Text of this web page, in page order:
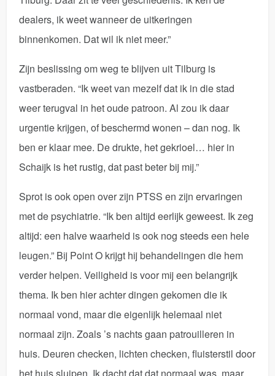
dealers, ik weet wanneer de uitkeringen
binnenkomen. Dat wil ik niet meer.”
Zijn beslissing om weg te blijven uit Tilburg is
vastberaden. “Ik weet van mezelf dat ik in die stad
weer terugval in het oude patroon. Al zou ik daar
urgentie krijgen, of beschermd wonen – dan nog. Ik
ben er klaar mee. De drukte, het gekrioel… hier in
Schaijk is het rustig, dat past beter bij mij.”
Sprot is ook open over zijn PTSS en zijn ervaringen
met de psychiatrie. “Ik ben altijd eerlijk geweest. Ik zeg
altijd: een halve waarheid is ook nog steeds een hele
leugen.” Bij Point O krijgt hij behandelingen die hem
verder helpen. Veiligheid is voor mij een belangrijk
thema. Ik ben hier achter dingen gekomen die ik
normaal vond, maar die eigenlijk helemaal niet
normaal zijn. Zoals ’s nachts gaan patrouilleren in
huis. Deuren checken, lichten checken, fluisterstil door